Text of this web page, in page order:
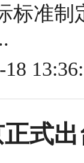
标准制
18
式